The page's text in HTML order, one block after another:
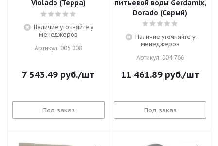
Violado (Терра)
Наличие уточняйте у
менеджеров
Артикул: 005 008
7 543.49 руб./шт
Под заказ
питьевой воды Gerdamix,
Dorado (Серый)
Наличие уточняйте у
менеджеров
Артикул: 004 766
11 461.89 руб./шт
Под заказ